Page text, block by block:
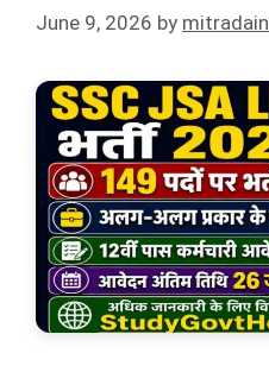
June 9, 2026 by